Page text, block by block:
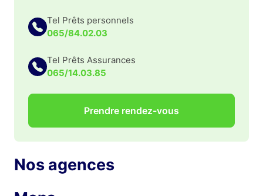
Tel Prêts personnels
065/84.02.03
Tel Prêts Assurances
065/14.03.85
Prendre rendez-vous
Nos agences